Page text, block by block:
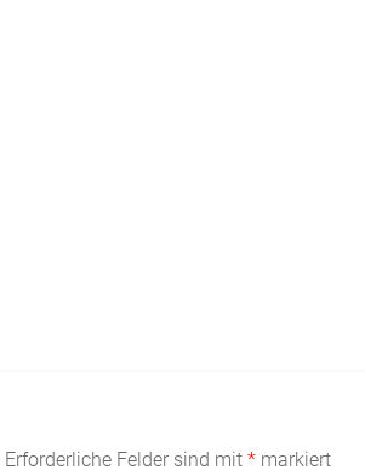
Erforderliche Felder sind mit * markiert